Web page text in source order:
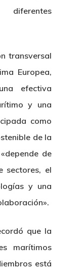
transversal
Europea,
efectiva
y una
como
de la
de
sectores, el
y una
que la
marítimos
está